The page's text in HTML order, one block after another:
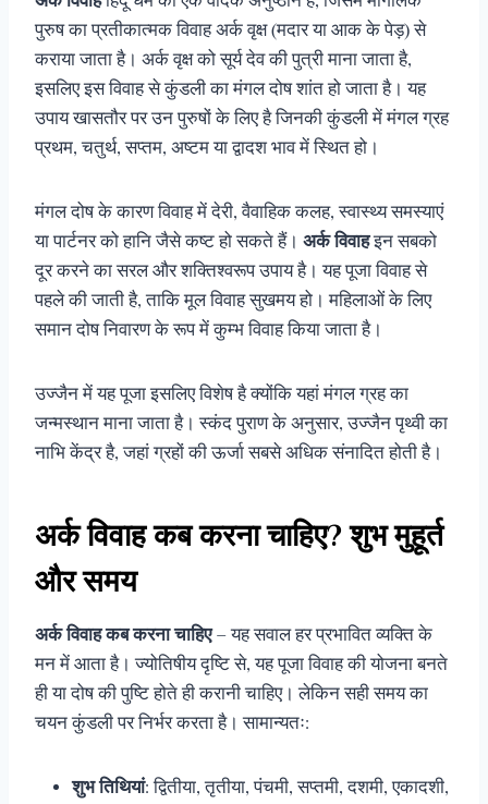
पुरुष का प्रतीकात्मक विवाह अर्क वृक्ष (मदार या आक के पेड़) से
कराया जाता है। अर्क वृक्ष को सूर्य देव की पुत्री माना जाता है,
इसलिए इस विवाह से कुंडली का मंगल दोष शांत हो जाता है। यह
उपाय खासतौर पर उन पुरुषों के लिए है जिनकी कुंडली में मंगल ग्रह
प्रथम, चतुर्थ, सप्तम, अष्टम या द्वादश भाव में स्थित हो।
मंगल दोष के कारण विवाह में देरी, वैवाहिक कलह, स्वास्थ्य समस्याएं
या पार्टनर को हानि जैसे कष्ट हो सकते हैं। अर्क विवाहइन सबको
दूर करने का सरल और शक्तिश्वरूप उपाय है। यह पूजा विवाह से
पहले की जाती है, ताकि मूल विवाह सुखमय हो। महिलाओं के लिए
समान दोष निवारण के रूप में कुम्भ विवाह किया जाता है।
उज्जैन में यह पूजा इसलिए विशेष है क्योंकि यहां मंगल ग्रह का
जन्मस्थान माना जाता है। स्कंद पुराण के अनुसार, उज्जैन पृथ्वी का
नाभि केंद्र है, जहां ग्रहों की ऊर्जा सबसे अधिक संनादित होती है।
अर्क विवाह कब करना चाहिए? शुभ मुहूर्त
और समय
अर्क विवाह कब करना चाहिए– यह सवाल हर प्रभावित व्यक्ति के
मन में आता है। ज्योतिषीय दृष्टि से, यह पूजा विवाह की योजना बनते
ही या दोष की पुष्टि होते ही करानी चाहिए। लेकिन सही समय का
चयन कुंडली पर निर्भर करता है। सामान्यतः:
शुभ तिथियां: द्वितीया, तृतीया, पंचमी, सप्तमी, दशमी, एकादशी,